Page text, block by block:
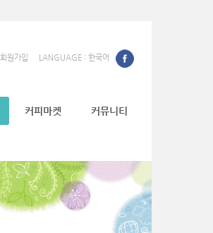
회원가입 LANGUAGE : 한국어
커피마켓 커뮤니티